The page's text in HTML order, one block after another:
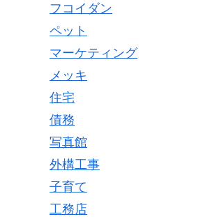
フコイダン
ペット
マーケティング
メッキ
住宅
債務
写真館
外構工事
子育て
工務店